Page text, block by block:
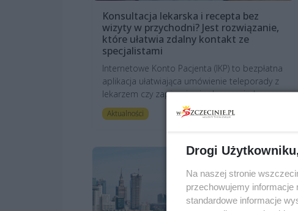
Konsultacja lekarska i recepta bez
wizyty w przychodni? Jest rozwiązanie,
które ułatwia zdalny kontakt ze
specjalistami
Internetowe Konto Pacjenta (IKP) to bezpłatna
aplikacja ułatwiająca umówienie teleporady z
lekarzem czy zapisanie się do nowej pla...
Aktualności art. sponsorowany
Drogi
Na naszej stronie
przechowujemy informacje
standardowe informacje